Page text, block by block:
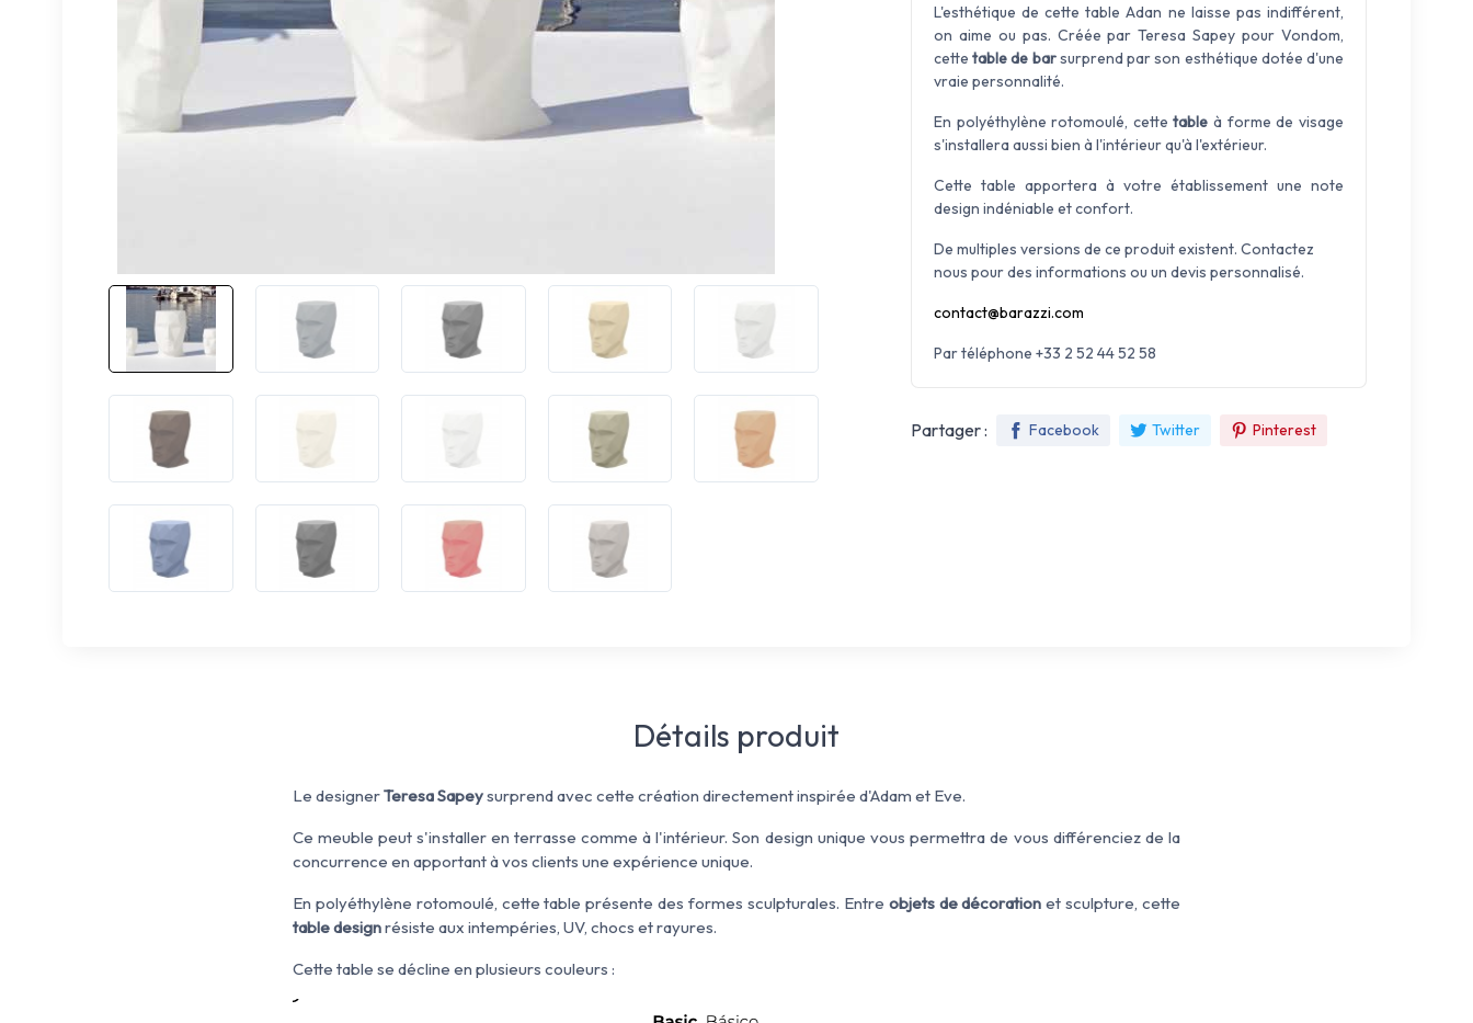
L'esthétique de cette table Adan ne laisse pas indifférent,
on aime ou pas. Créée par Teresa Sapey pour Vondom,
cettetable de barsurprend par son esthétique dotée d'une
vraie personnalité.
En polyéthylène rotomoulé, cettetableà forme de visage
s'installera aussi bien à l'intérieur qu'à l'extérieur.
Cette table apportera à votre établissement une note
design indéniable et confort.
De multiples versions de ce produit existent. Contactez
nous pour des informations ou un devis personnalisé.
contact@barazzi.com
Par téléphone +33 2 52 44 52 58
Partager : Facebook Twitter Pinterest
Détails produit
Le designerTeresa Sapeysurprend avec cette création directement inspirée d'Adam et Eve.
Ce meuble peut s'installer en terrasse comme à l'intérieur. Son design unique vous permettra de vous différenciez de la
concurrence en apportant à vos clients une expérience unique.
En polyéthylène rotomoulé, cette table présente des formes sculpturales. Entre objets de décoration et sculpture, cette
table designrésiste aux intempéries, UV, chocs et rayures.
Cette table se décline en plusieurs couleurs :